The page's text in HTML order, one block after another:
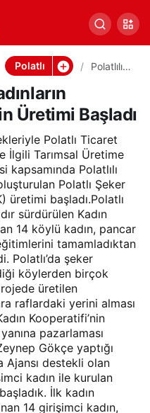
Polatlı
Polatlılı
Geliştirdi
Panpek’i
n Üretimi
Başladı
Üretimi Başladı
Polatlı Ticaret
İlgili Tarımsal Üretime
kapsamında Polatlılı
Polatlı Şeker
üretimi başladı.Polatlı
sürdürülen Kadın
14 köylü kadın, pancar
tamamladıktan
Polatlı’da şeker
köylerden birçok
üretilen
raflardaki yerini alması
Kooperatifi’nin
pazarlaması
Gökçe yaptığı
Ajansı destekli olan
kadın ile kurulan
İlk kadın
14 girişimci kadın,
Paylaş